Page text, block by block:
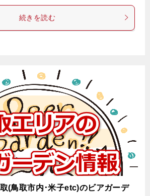
続きを読む
(鳥取市内･米子etc)のビアガーデ